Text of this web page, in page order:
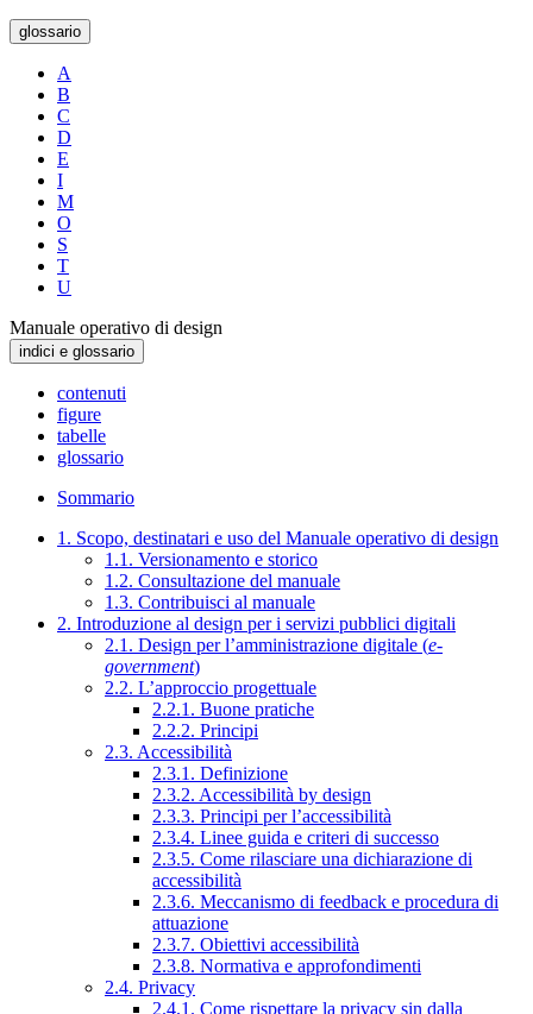
glossario
A
B
C
D
E
I
M
O
S
T
U
Manuale operativo di design
indici e glossario
contenuti
figure
tabelle
glossario
Sommario
1. Scopo, destinatari e uso del Manuale operativo di design
1.1. Versionamento e storico
1.2. Consultazione del manuale
1.3. Contribuisci al manuale
2. Introduzione al design per i servizi pubblici digitali
2.1. Design per l’amministrazione digitale (e-
government)
2.2. L’approccio progettuale
2.2.1. Buone pratiche
2.2.2. Principi
2.3. Accessibilità
2.3.1. Definizione
2.3.2. Accessibilità by design
2.3.3. Principi per l’accessibilità
2.3.4. Linee guida e criteri di successo
2.3.5. Come rilasciare una dichiarazione di
accessibilità
2.3.6. Meccanismo di feedback e procedura di
attuazione
2.3.7. Obiettivi accessibilità
2.3.8. Normativa e approfondimenti
2.4. Privacy
2.4.1. Come rispettare la privacy sin dalla